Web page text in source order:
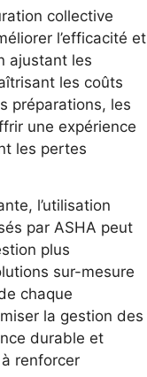
collective
l’efficacité et
ajustant les
les coûts
préparations, les
une expérience
les pertes
l’utilisation
par ASHA peut
plus
sur-mesure
chaque
la gestion des
durable et
renforcer